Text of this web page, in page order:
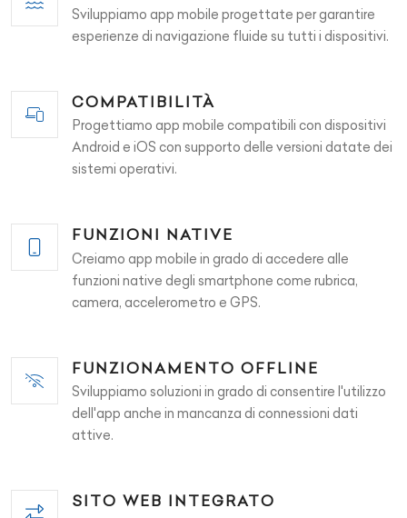
Sviluppiamo app mobile progettate per garantire
esperienze di navigazione fluide su tutti i dispositivi.
COMPATIBILITÀ
Progettiamo app mobile compatibili con dispositivi
Android e iOS con supporto delle versioni datate dei
sistemi operativi.
FUNZIONI NATIVE
Creiamo app mobile in grado di accedere alle
funzioni native degli smartphone come rubrica,
camera, accelerometro e GPS.
FUNZIONAMENTO OFFLINE
Sviluppiamo soluzioni in grado di consentire l'utilizzo
dell'app anche in mancanza di connessioni dati
attive.
SITO WEB INTEGRATO